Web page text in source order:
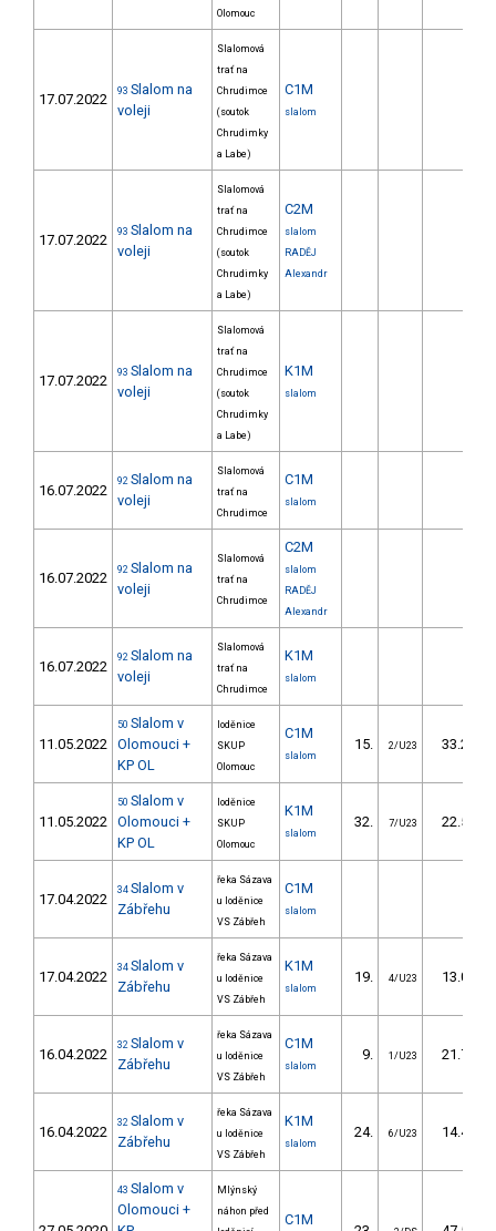
Olomouc
17.07.2022 93 Slalom na
voleji
Slalomová
trať na
Chrudimce
(soutok
Chrudimky
a Labe)
C1M
slalom
17.07.2022 93 Slalom na
voleji
Slalomová
trať na
Chrudimce
(soutok
Chrudimky
a Labe)
C2M
slalom
RADĚJ
Alexandr
17.07.2022 93 Slalom na
voleji
Slalomová
trať na
Chrudimce
(soutok
Chrudimky
a Labe)
K1M
slalom
16.07.2022
92 Slalom na
voleji
Slalomová
trať na
Chrudimce
C1M
slalom
16.07.2022 92 Slalom na
voleji
Slalomová
trať na
Chrudimce
C2M
slalom
RADĚJ
Alexandr
16.07.2022
92 Slalom na
voleji
Slalomová
trať na
Chrudimce
K1M
slalom
11.05.2022
50 Slalom v
Olomouci +
KP OL
loděnice
SKUP
Olomouc
C1M
slalom
15. 2/U23 33.20
11.05.2022
50 Slalom v
Olomouci +
KP OL
loděnice
SKUP
Olomouc
K1M
slalom
32. 7/U23 22.50
17.04.2022
34 Slalom v
Zábřehu
řeka Sázava
u loděnice
VS Zábřeh
C1M
slalom
17.04.2022
34 Slalom v
Zábřehu
řeka Sázava
u loděnice
VS Zábřeh
K1M
slalom
19. 4/U23 13.00
16.04.2022
32 Slalom v
Zábřehu
řeka Sázava
u loděnice
VS Zábřeh
C1M
slalom
9. 1/U23 21.70
16.04.2022
32 Slalom v
Zábřehu
řeka Sázava
u loděnice
VS Zábřeh
K1M
slalom
24. 6/U23 14.40
43 Slalom v
Olomouci +
Mlýnský
náhon před
C1M